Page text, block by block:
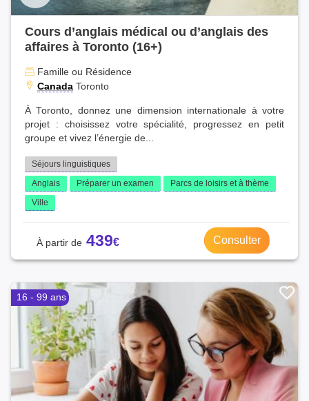
Cours d’anglais médical ou d’anglais des
affaires à Toronto (16+)
Famille ou Résidence
Canada Toronto
À Toronto, donnez une dimension internationale à votre
projet : choisissez votre spécialité, progressez en petit
groupe et vivez l’énergie de...
Séjours linguistiques
Anglais
Préparer un examen
Parcs de loisirs et à thème
Ville
439 Consulter
16 - 99 ans